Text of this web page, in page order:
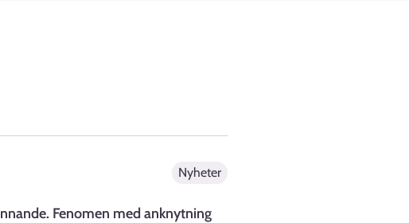
Nyheter
Fenomen med anknytning